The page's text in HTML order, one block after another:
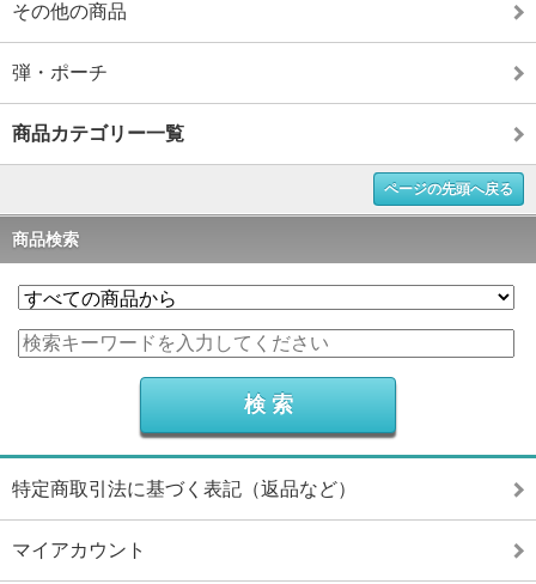
その他の商品
弾・ポーチ
商品カテゴリー一覧
ページの先頭へ戻る
商品検索
特定商取引法に基づく表記（返品など）
マイアカウント